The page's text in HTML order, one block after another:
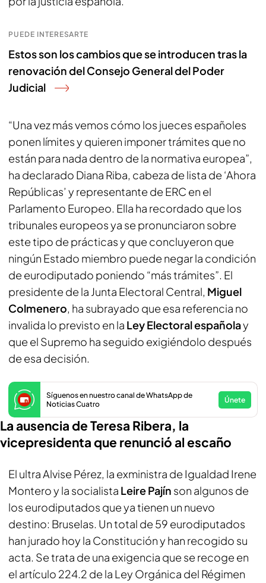
PUEDE INTERESARTE
Estos son los cambios que se introducen tras la
renovación del Consejo General del Poder
Judicial
“Una vez más vemos cómo los jueces españoles
ponen límites y quieren imponer trámites que no
están para nada dentro de la normativa europea”,
ha declarado Diana Riba, cabeza de lista de ‘Ahora
Repúblicas’ y representante de ERC en el
Parlamento Europeo. Ella ha recordado que los
tribunales europeos ya se pronunciaron sobre
este tipo de prácticas y que concluyeron que
ningún Estado miembro puede negar la condición
de eurodiputado poniendo “más trámites”. El
presidente de la Junta Electoral Central, Miguel
Colmenero, ha subrayado que esa referencia no
invalida lo previsto en la Ley Electoral españolay
que el Supremo ha seguido exigiéndolo después
de esa decisión.
Síguenos en nuestro canal de WhatsApp de
Noticias Cuatro
Únete
La ausencia de Teresa Ribera, la
vicepresidenta que renunció al escaño
El ultra Alvise Pérez, la exministra de Igualdad Irene
Montero y la socialista Leire Pajín son algunos de
los eurodiputados que ya tienen un nuevo
destino: Bruselas. Un total de 59 eurodiputados
han jurado hoy la Constitución y han recogido su
acta. Se trata de una exigencia que se recoge en
el artículo 224.2 de la Ley Orgánica del Régimen